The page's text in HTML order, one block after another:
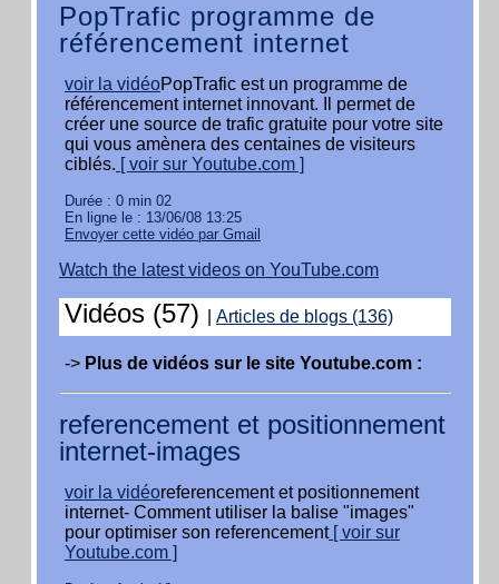
PopTrafic programme de
référencement internet
voir la vidéoPopTrafic est un programme de
référencement internet innovant. Il permet de
créer une source de trafic gratuite pour votre site
qui vous amènera des centaines de visiteurs
ciblés. [ voir sur Youtube.com ]
Durée : 0 min 02
En ligne le : 13/06/08 13:25
Envoyer cette vidéo par Gmail
Watch the latest videos on YouTube.com
Vidéos (57) Articles de blogs (136)
-> Plus de vidéos sur le site Youtube.com :
referencement et positionnement
internet-images
voir la vidéoreferencement et positionnement
internet- Comment utiliser la balise "images"
pour optimiser son referencement[ voir sur
Youtube.com ]